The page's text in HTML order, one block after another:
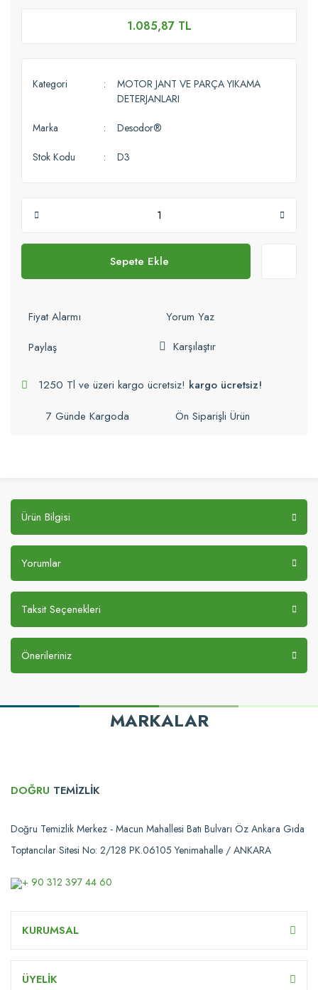
1.085,87 TL
Kategori
MOTOR JANT VE PARÇA YIKAMA
DETERJANLARI
Marka Desodor®
Stok Kodu D3
Sepete Ekle
Fiyat Alarmı
Yorum Yaz
Paylaş
Karşılaştır
1250 Tl ve üzeri kargo ücretsiz! kargo ücretsiz!
7 Günde Kargoda
Ön Siparişli Ürün
Ürün Bilgisi
Yorumlar
Taksit Seçenekleri
Önerileriniz
MARKALAR
DOĞRU TEMİZLİK
Doğru Temizlik Merkez - Macun Mahallesi Batı Bulvarı Öz Ankara Gıda
Toptancılar Sitesi No: 2/128 PK.06105 Yenimahalle / ANKARA
+ 90 312 397 44 60
KURUMSAL
ÜYELİK